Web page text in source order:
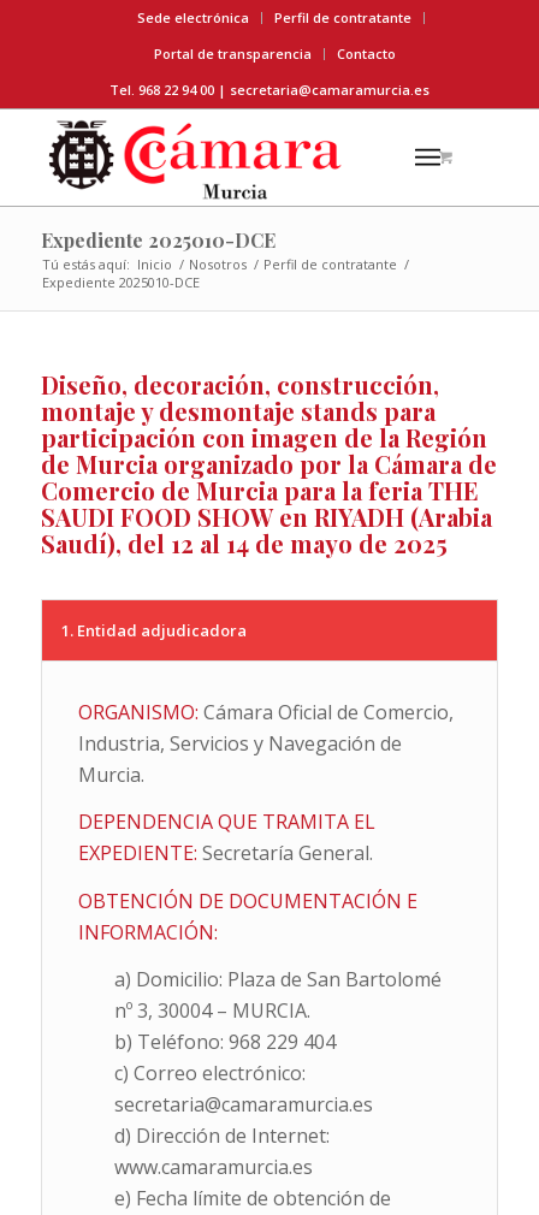
Sede electrónica
Perfil de contratante
Portal de transparencia
Contacto
Tel. 968 22 94 00 | secretaria@camaramurcia.es
Expediente 2025010-DCE
Tú estás aquí: Inicio / Nosotros / Perfil de contratante /
Expediente 2025010-DCE
Diseño, decoración, construcción,
montaje y desmontaje stands para
participación con imagen de la Región
de Murcia organizado por la Cámara de
Comercio de Murcia para la feria THE
SAUDI FOOD SHOW en RIYADH (Arabia
Saudí), del 12 al 14 de mayo de 2025
1. Entidad adjudicadora
ORGANISMO: Cámara Oficial de Comercio,
Industria, Servicios y Navegación de
Murcia.
DEPENDENCIA QUE TRAMITA EL
EXPEDIENTE: Secretaría General.
OBTENCIÓN DE DOCUMENTACIÓN E
INFORMACIÓN:
a) Domicilio: Plaza de San Bartolomé
nº 3, 30004 – MURCIA.
b) Teléfono: 968 229 404
c) Correo electrónico:
secretaria@camaramurcia.es
d) Dirección de Internet:
www.camaramurcia.es
e) Fecha límite de obtención de